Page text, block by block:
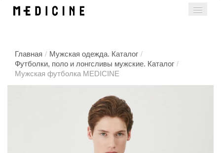
Главная / Мужская одежда. Каталог /
Футболки, поло и лонгсливы мужские. Каталог /
Мужская футболка MEDICINE